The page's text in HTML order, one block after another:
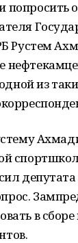
попросить
Рустем
из
в сборе